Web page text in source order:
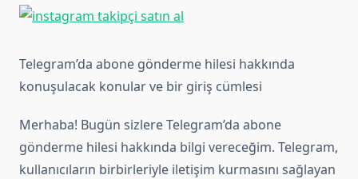
Telegram’da abone gönderme hilesi hakkında
konuşulacak konular ve bir giriş cümlesi
Merhaba! Bugün sizlere Telegram’da abone
gönderme hilesi hakkında bilgi vereceğim. Telegram,
kullanıcıların birbirleriyle iletişim kurmasını sağlayan